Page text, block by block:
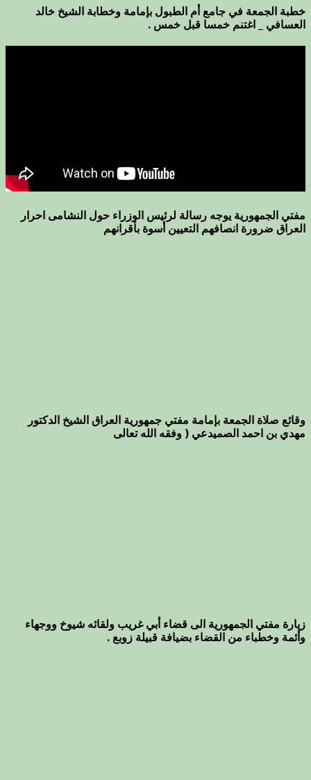
خطبة الجمعة في جامع أم الطبول بإمامة وخطابة الشيخ خالد
العسافي _ اغتنم خمسا قبل خمس .
مفتي الجمهورية يوجه رسالة لرئيس الوزراء حول النشامى احرار
العراق ضرورة انصافهم التعيين أسوة بأقرانهم
وقائع صلاة الجمعة بإمامة مفتي جمهورية العراق الشيخ الدكتور
مهدي بن احمد الصميدعي ( وفقه الله تعالى
زيارة مفتي الجمهورية الى قضاء أبي غريب ولقائه شيوخ ووجهاء
وأئمة وخطباء من القضاء بضيافة قبيلة زوبع .